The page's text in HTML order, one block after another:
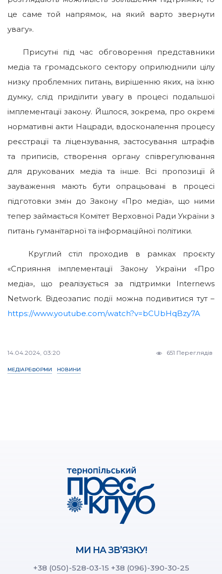
це саме той напрямок, на який варто звернути
увагу».
Присутні під час обговорення представники
медіа та громадського сектору оприлюднили цілу
низку проблемних питань, вирішенню яких, на їхню
думку, слід приділити увагу в процесі подальшої
імплементації закону. Йшлося, зокрема, про окремі
нормативні акти Нацради, вдосконалення процесу
реєстрації та ліцензування, застосування штрафів
та приписів, створення органу співрегулювання
для друкованих медіа та інше. Всі пропозиції й
зауваження мають бути опрацьовані в процесі
підготовки змін до Закону «Про медіа», що ними
тепер займається Комітет Верховної Ради України з
питань гуманітарної та інформаційної політики.
Круглий стіл проходив в рамках проєкту
«Сприяння імплементації Закону України «Про
медіа», що реалізується за підтримки Internews
Network. Відеозапис події можна подивитися тут –
https://www.youtube.com/watch?v=bCUbHqBzy7A
14.04.2024, 03:20 651 Переглядів
МЕДІАРЕФОРМИ НОВИНИ
МИ НА ЗВ’ЯЗКУ!
+38 (050)-528-03-15 +38 (096)-390-30-25